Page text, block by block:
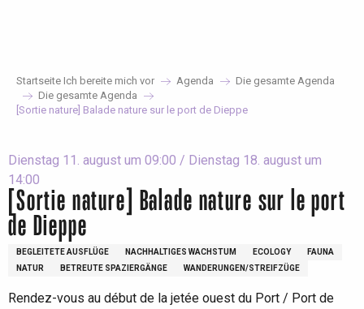
Startseite Ich bereite mich vor Agenda
Die gesamte Agenda
Die gesamte Agenda
[Sortie nature] Balade nature sur le port de Dieppe
Dienstag 11. august um 09:00 / Dienstag 18. august um
14:00
[Sortie nature] Balade nature sur le port
de Dieppe
BEGLEITETE AUSFLÜGE NACHHALTIGES WACHSTUM ECOLOGY
FAUNA
NATUR
BETREUTE SPAZIERGÄNGE WANDERUNGEN/STREIFZÜGE
Rendez-vous au début de la jetée ouest du Port / Port de